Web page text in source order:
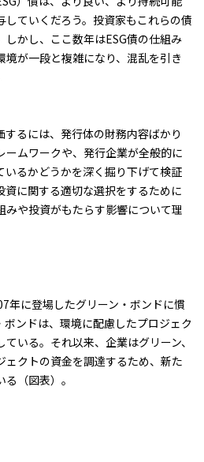
ていくだろう。投資家もこれらの債
かし、ここ数年はESG債の仕組み
が一段と複雑になり、混乱を引き
するには、発行体の財務内容ばかり
ームワークや、発行企業が全般的に
いるかどうかを深く掘り下げて検証
に関する適切な選択をするために
みや投資がもたらす影響について理
年に登場したグリーン・ボンドに慣
ンドは、環境に配慮したプロジェク
いる。それ以来、企業はグリーン、
ェクトの資金を調達するため、新た
（図表）。